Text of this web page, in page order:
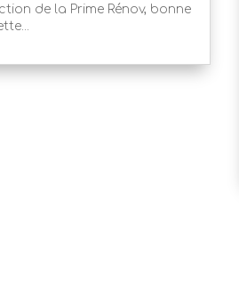
de la Prime Rénov, bonne